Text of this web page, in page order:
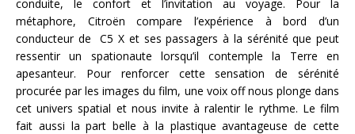
conduite, le confort et l’invitation au voyage. Pour la
métaphore, Citroën compare l’expérience à bord d’un
conducteur de C5 X et ses passagers à la sérénité que peut
ressentir un spationaute lorsqu’il contemple la Terre en
apesanteur. Pour renforcer cette sensation de sérénité
procurée par les images du film, une voix off nous plonge dans
cet univers spatial et nous invite à ralentir le rythme. Le film
fait aussi la part belle à la plastique avantageuse de cette